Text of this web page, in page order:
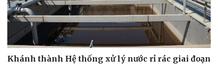
Khánh thành Hệ thống xử lý nước rỉ rác giai đoạn